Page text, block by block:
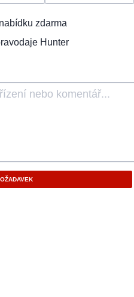
zdarma
Hunter